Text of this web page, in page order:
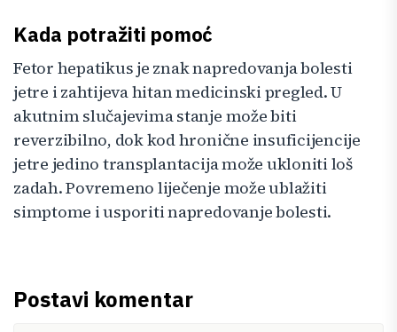
Kada potražiti pomoć
Fetor hepatikus je znak napredovanja bolesti
jetre i zahtijeva hitan medicinski pregled. U
akutnim slučajevima stanje može biti
reverzibilno, dok kod hronične insuficijencije
jetre jedino transplantacija može ukloniti loš
zadah. Povremeno liječenje može ublažiti
simptome i usporiti napredovanje bolesti.
Postavi komentar